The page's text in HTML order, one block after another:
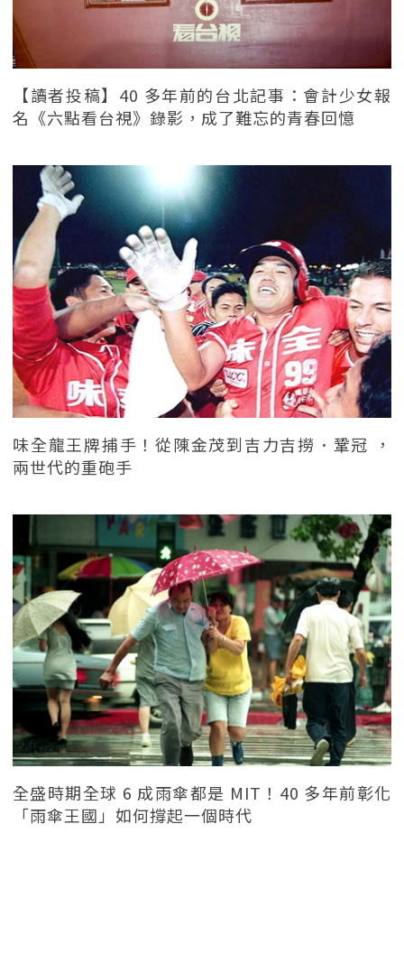
【讀者投稿】40 多年前的台北記事：會計少女報
名《六點看台視》錄影，成了難忘的青春回憶
味全龍王牌捕手！從陳金茂到吉力吉撈．鞏冠 ，
兩世代的重砲手
全盛時期全球 6 成雨傘都是 MIT！40 多年前彰化
「雨傘王國」如何撐起一個時代